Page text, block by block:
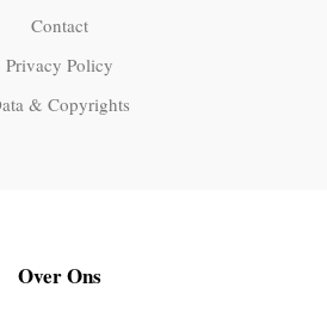
Contact
Privacy Policy
& Copyrights
Over Ons